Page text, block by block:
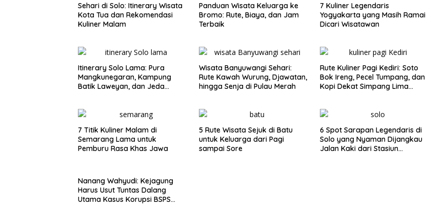
Sehari di Solo: Itinerary Wisata
Kota Tua dan Rekomendasi
Kuliner Malam
Panduan Wisata Keluarga ke
Bromo: Rute, Biaya, dan Jam
Terbaik
7 Kuliner Legendaris
Yogyakarta yang Masih Ramai
Dicari Wisatawan
Itinerary Solo Lama: Pura
Mangkunegaran, Kampung
Batik Laweyan, dan Jeda
Wisata Banyuwangi Sehari:
Rute Kawah Wurung, Djawatan,
hingga Senja di Pulau Merah
Rute Kuliner Pagi Kediri: Soto
Bok Ireng, Pecel Tumpang, dan
Kopi Dekat Simpang Lima
7 Titik Kuliner Malam di
Semarang Lama untuk
Pemburu Rasa Khas Jawa
5 Rute Wisata Sejuk di Batu
untuk Keluarga dari Pagi
sampai Sore
6 Spot Sarapan Legendaris di
Solo yang Nyaman Dijangkau
Jalan Kaki dari Stasiun
Nanang Wahyudi: Kejagung
Harus Usut Tuntas Dalang
Utama Kasus Korupsi BSPS